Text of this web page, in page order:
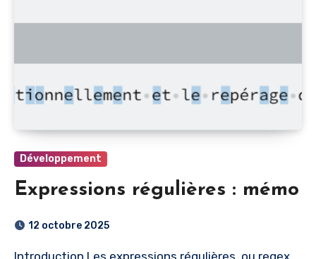
Développement
Expressions régulières : mémo
12 octobre 2025